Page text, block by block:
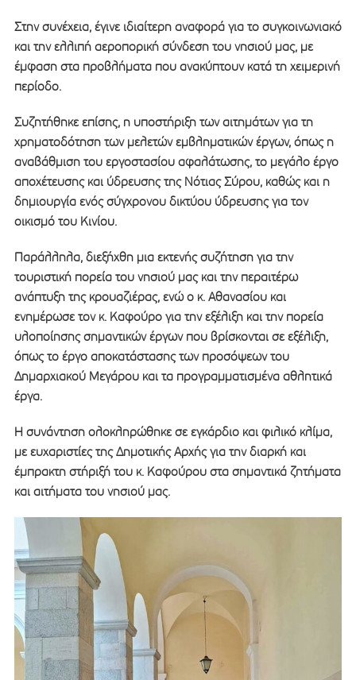
Στην συνέχεια, έγινε ιδιαίτερη αναφορά για το συγκοινωνιακό
και την ελλιπή αεροπορική σύνδεση του νησιού μας, με
έμφαση στα προβλήματα που ανακύπτουν κατά τη χειμερινή
περίοδο.
Συζητήθηκε επίσης, η υποστήριξη των αιτημάτων για τη
χρηματοδότηση των μελετών εμβληματικών έργων, όπως η
αναβάθμιση του εργοστασίου αφαλάτωσης, το μεγάλο έργο
αποχέτευσης και ύδρευσης της Νότιας Σύρου, καθώς και η
δημιουργία ενός σύγχρονου δικτύου ύδρευσης για τον
οικισμό του Κινίου.
Παράλληλα, διεξήχθη μια εκτενής συζήτηση για την
τουριστική πορεία του νησιού μας και την περαιτέρω
ανάπτυξη της κρουαζιέρας, ενώ ο κ. Αθανασίου και
ενημέρωσε τον κ. Καφούρο για την εξέλιξη και την πορεία
υλοποίησης σημαντικών έργων που βρίσκονται σε εξέλιξη,
όπως το έργο αποκατάστασης των προσόψεων του
Δημαρχιακού Μεγάρου και τα προγραμματισμένα αθλητικά
έργα.
Η συνάντηση ολοκληρώθηκε σε εγκάρδιο και φιλικό κλίμα,
με ευχαριστίες της Δημοτικής Αρχής για την διαρκή και
έμπρακτη στήριξή του κ. Καφούρου στα σημαντικά ζητήματα
και αιτήματα του νησιού μας.